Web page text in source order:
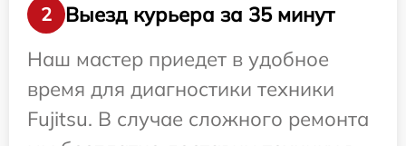
2
Выезд курьера за 35 минут
Наш мастер приедет в удобное
время для диагностики техники
Fujitsu. В случае сложного ремонта